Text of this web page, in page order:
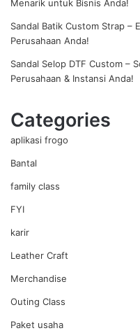
Menarik untuk Bisnis Anda!
Sandal Batik Custom Strap –
Perusahaan Anda!
Sandal Selop DTF Custom –
Perusahaan & Instansi Anda!
Categories
aplikasi frogo
Bantal
family class
FYI
karir
Leather Craft
Merchandise
Outing Class
Paket usaha